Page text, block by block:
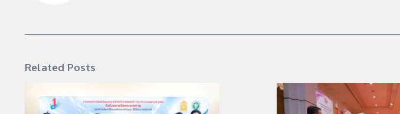
Related Posts